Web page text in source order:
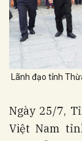
Lãnh đạo tỉnh
Ngày 25/7,
Việt Nam